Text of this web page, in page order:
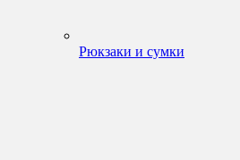
Рюкзаки и сумки